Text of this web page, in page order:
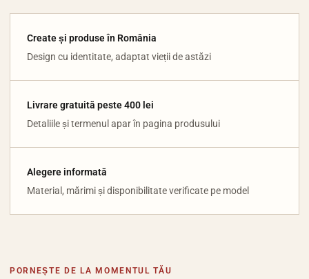
Create și produse în România
Design cu identitate, adaptat vieții de astăzi
Livrare gratuită peste 400 lei
Detaliile și termenul apar în pagina produsului
Alegere informată
Material, mărimi și disponibilitate verificate pe model
PORNEȘTE DE LA MOMENTUL TĂU